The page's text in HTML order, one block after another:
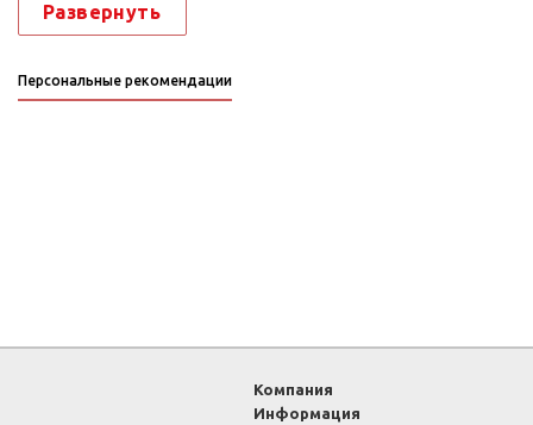
Развернуть
Персональные рекомендации
Компания
Информация